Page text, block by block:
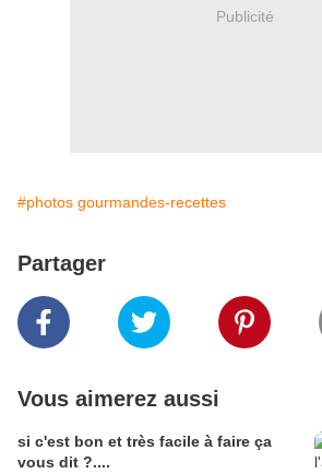
Publicité
#photos gourmandes-recettes
Partager
Vous aimerez aussi
si c'est bon et très facile à faire ça
vous dit ?....